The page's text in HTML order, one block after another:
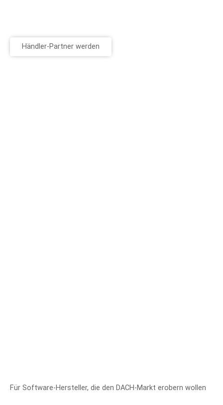
Händler-Partner werden
Für Software-Hersteller, die den DACH-Markt erobern wollen